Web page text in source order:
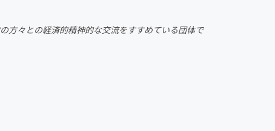
ファッション
方々との経済的精神的な交流をすすめている団体で